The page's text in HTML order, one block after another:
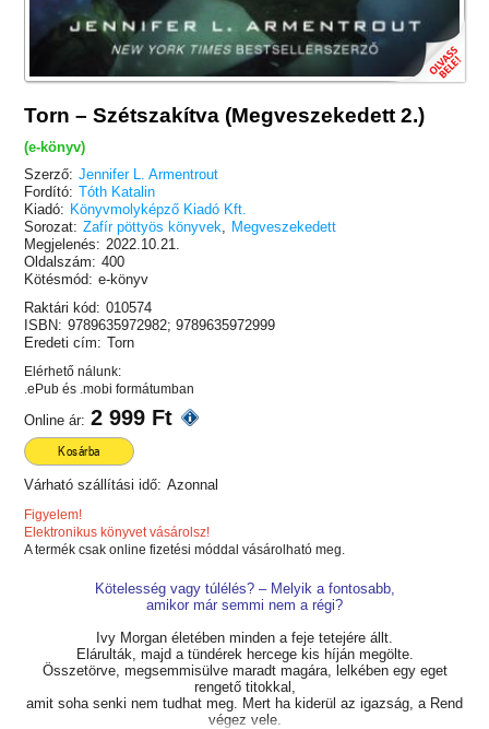
Torn – Szétszakítva (Megveszekedett 2.)
(e-könyv)
Szerző: Jennifer L. Armentrout
Fordító: Tóth Katalin
Kiadó: Könyvmolyképző Kiadó Kft.
Sorozat: Zafír pöttyös könyvek
Megveszekedett
Megjelenés: 2022.10.21.
Oldalszám: 400
Kötésmód: e-könyv
Raktári kód: 010574
ISBN: 9789635972982; 9789635972999
Eredeti cím: Torn
Elérhető nálunk:
.ePub és .mobi formátumban
Online ár: 2 999 Ft
Kosárba
Várható szállítási idő: Azonnal
Figyelem!
Elektronikus könyvet vásárolsz!
A termék csak online fizetési móddal vásárolható meg.
Kötelesség vagy túlélés? – Melyik a fontosabb,
amikor már semmi nem a régi?
Ivy Morgan életében minden a feje tetejére állt.
Elárulták, majd a tündérek hercege kis híján megölte.
Összetörve, megsemmisülve maradt magára, lelkében egy eget
rengető titokkal,
amit soha senki nem tudhat meg. Mert ha kiderül az igazság, a Rend
végez vele.